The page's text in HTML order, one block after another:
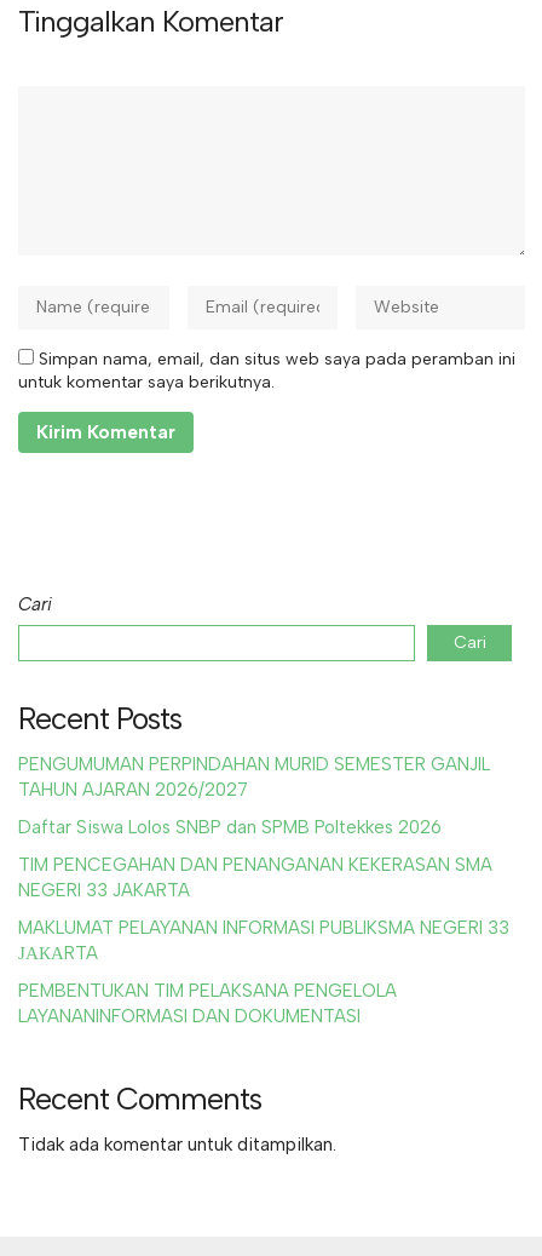
Tinggalkan Komentar
Simpan nama, email, dan situs web saya pada peramban ini
untuk komentar saya berikutnya.
Cari
Cari
Recent Posts
PENGUMUMAN PERPINDAHAN MURID SEMESTER GANJIL
TAHUN AJARAN 2026/2027
Daftar Siswa Lolos SNBP dan SPMB Poltekkes 2026
TIM PENCEGAHAN DAN PENANGANAN KEKERASAN SMA
NEGERI 33 JAKARTA
MAKLUMAT PELAYANAN INFORMASI PUBLIKSMA NEGERI 33
ЈАКАRTA
PEMBENTUKAN TIM PELAKSANA PENGELOLA
LAYANANINFORMASI DAN DOKUMENTASI
Recent Comments
Tidak ada komentar untuk ditampilkan.